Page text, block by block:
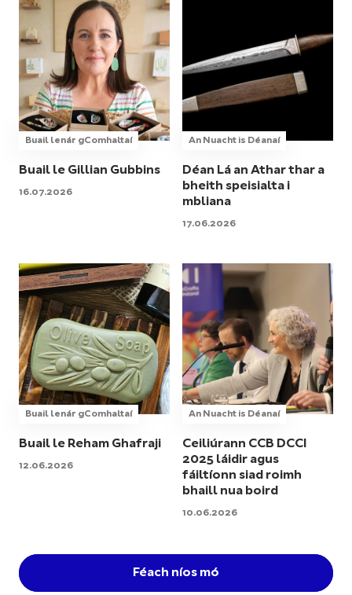
Buail lenár gComhaltaí
Buail le Gillian Gubbins
16.07.2026
An Nuacht is Déanaí
Déan Lá an Athar thar a
bheith speisialta i
mbliana
17.06.2026
Buail lenár gComhaltaí
Buail le Reham Ghafraji
12.06.2026
An Nuacht is Déanaí
Ceiliúrann CCB DCCI
2025 láidir agus
fáiltíonn siad roimh
bhaill nua boird
10.06.2026
Féach níos mó